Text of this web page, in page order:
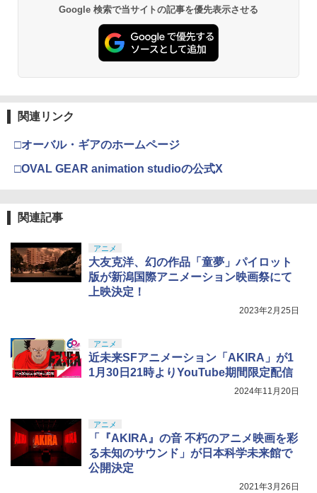
Google 検索で当サイトの記事を優先表示させる
関連リンク
□オーバル・ギアのホームページ
□OVAL GEAR animation studioの公式X
関連記事
アニメ
大友克洋、幻の作品「童夢」パイロット
版が新潟国際アニメーション映画祭にて
上映決定！
2023年2月25日
アニメ
近未来SFアニメーション「AKIRA」が1
1月30日21時よりYouTube期間限定配信
2024年11月20日
アニメ
「『AKIRA』の音 不朽のアニメ映画を彩
る未知のサウンド」が日本科学未来館で
公開決定
2021年3月26日